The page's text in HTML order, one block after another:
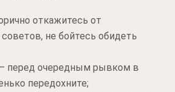
откажитесь от
не бойтесь обидеть
перед очередным рывком в
передохните;